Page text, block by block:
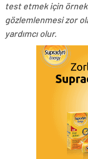
test etmek için örnek
gözlemlenmesi zor
yardımcı olur.